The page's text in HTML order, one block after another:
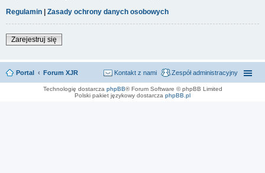
Regulamin
Zasady ochrony danych osobowych
Zarejestruj się
Portal Forum XJR Zespół administracyjny
Kontakt z nami
Technologię dostarcza phpBB® Forum Software © phpBB Limited
Polski pakiet językowy dostarcza phpBB.pl